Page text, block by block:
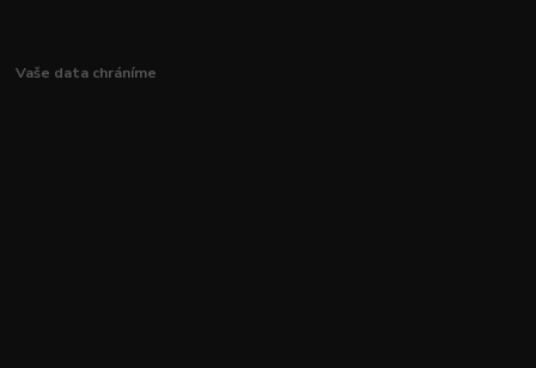
Vaše data chráníme